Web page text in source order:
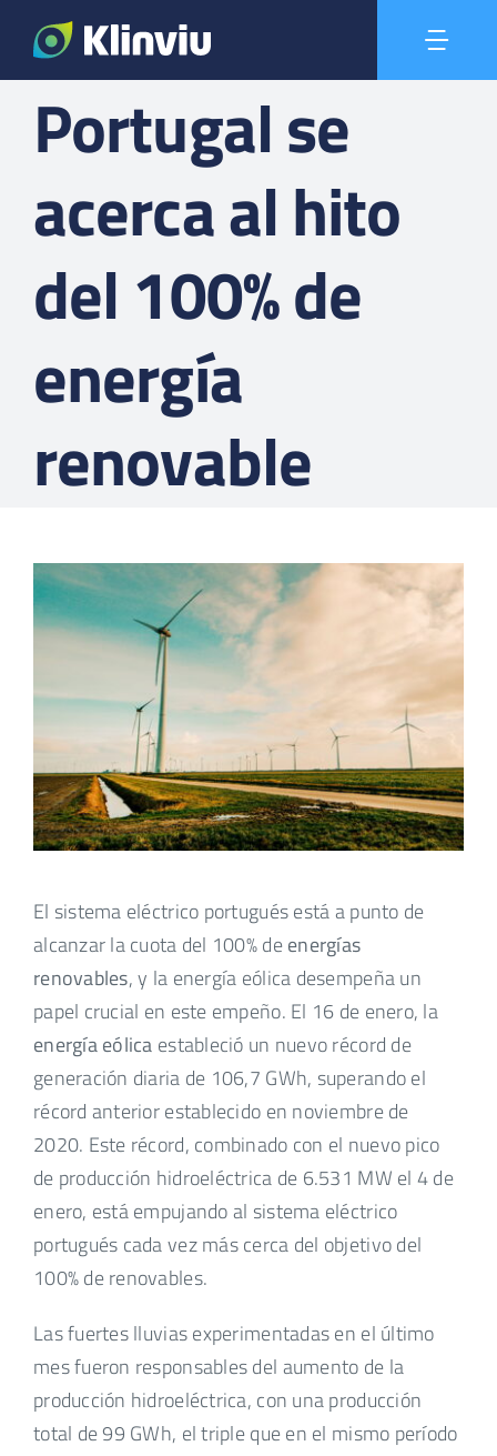
contenido
Entrar
Solicitar demo
Portugal se
acerca al hito
del 100% de
energía
renovable
El sistema eléctrico portugués está a punto de
alcanzar la cuota del 100% deenergías
renovables, y la energía eólica desempeña un
papel crucial en este empeño. El 16 de enero, la
energía eólica estableció un nuevo récord de
generación diaria de 106,7 GWh, superando el
récord anterior establecido en noviembre de
2020. Este récord, combinado con el nuevo pico
de producción hidroeléctrica de 6.531 MW el 4 de
enero, está empujando al sistema eléctrico
portugués cada vez más cerca del objetivo del
100% de renovables.
Las fuertes lluvias experimentadas en el último
mes fueron responsables del aumento de la
producción hidroeléctrica, con una producción
total de 99 GWh, el triple que en el mismo período